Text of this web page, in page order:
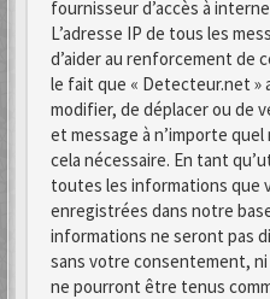
fournisseur d’accès à
L’adresse IP de tous les
d’aider au renforcement de
le fait que « Detecteur.net »
modifier, de déplacer ou de
et message à n’importe
cela nécessaire. En tant
toutes les informations que
enregistrées dans notre
informations ne seront pas
sans votre consentement,
ne pourront être tenus